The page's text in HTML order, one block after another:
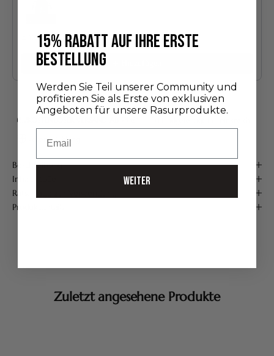
Entdeckungsedition
24,00 €
Sichere Zahlung
Beschreibung
Inhaltsstoffe
Ratschläge zur Verwendung
Produktdetails
Zuletzt angesehene Produkte
15% RABATT AUF IHRE ERSTE
BESTELLUNG
Werden Sie Teil unserer Community und
profitieren Sie als Erste von exklusiven
Angeboten für unsere Rasurprodukte.
WEITER